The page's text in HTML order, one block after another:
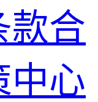
款合
中心